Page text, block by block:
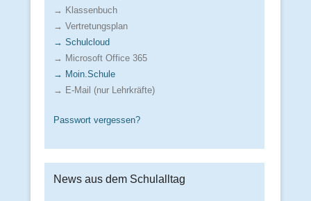
→ Klassenbuch
→ Vertretungsplan
→ Schulcloud
→ Microsoft Office 365
→ Moin.Schule
→ E-Mail (nur Lehrkräfte)
Passwort vergessen?
News aus dem Schulalltag